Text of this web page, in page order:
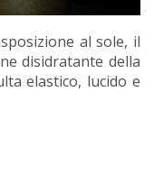
al sole, il
disidratante della
elastico, lucido e